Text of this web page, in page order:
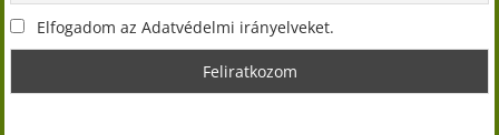
Elfogadom az Adatvédelmi irányelveket.